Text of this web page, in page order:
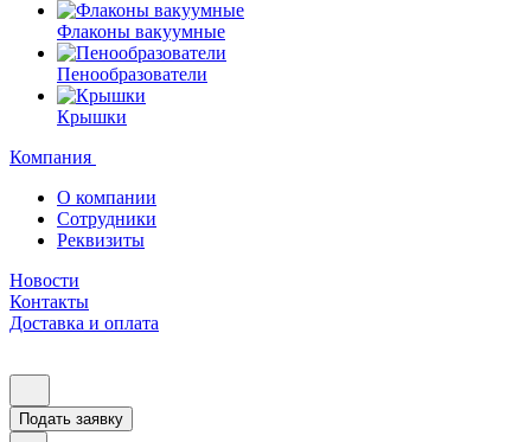
Флаконы вакуумные
Пенообразователи
Крышки
Компания
О компании
Сотрудники
Реквизиты
Новости
Контакты
Доставка и оплата
Подать заявку